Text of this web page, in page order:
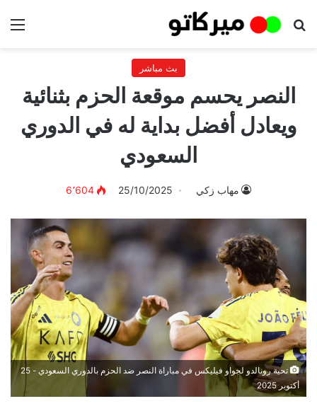
بحث عن
بث مباشر
النصر يحسم موقعة الحزم بثنائية
ويعادل أفضل بداية له في الدوري
السعودي
مهاب زكي 25/10/2025 6٬604
تحية رونالدو لجواو فيليكس في مباراة النصر ضد الحزم بالدوري السعودي - 25
أكتوبر 2025